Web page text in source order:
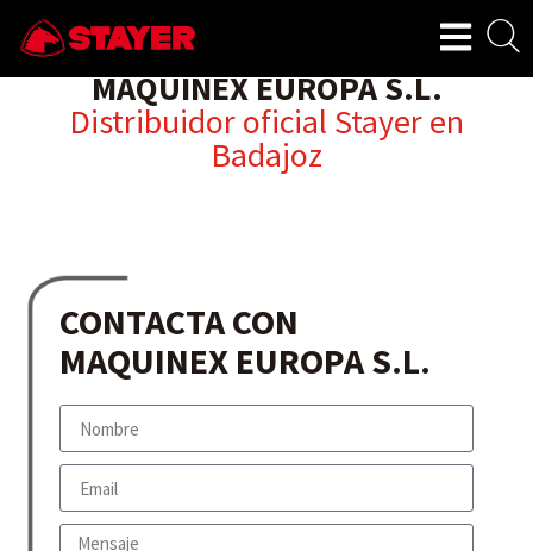
MAQUINEX EUROPA S.L.
Distribuidor oficial Stayer en
Badajoz
CONTACTA CON
MAQUINEX EUROPA S.L.